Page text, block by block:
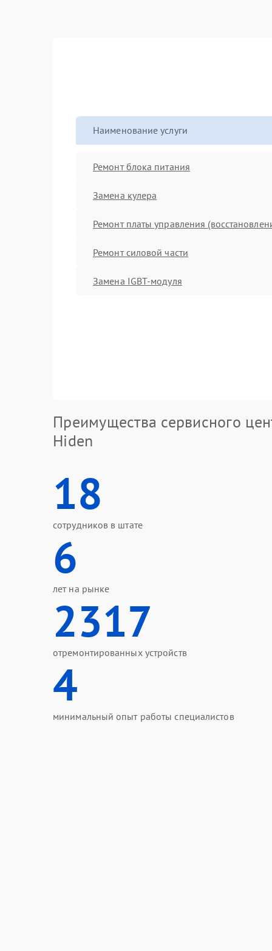
Наименование услуги
Ремонт блока питания
Замена кулера
Ремонт платы управления
Ремонт силовой части
Замена IGBT-модуля
Преимущества сервисного
Hiden
18
сотрудников в штате
6
лет на рынке
2317
отремонтированных устройств
4
минимальный опыт работы специалистов